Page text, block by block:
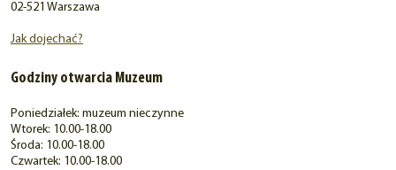
02-521 Warszawa
Jak dojechać?
Godziny otwarcia Muzeum
Poniedziałek: muzeum nieczynne
Wtorek: 10.00-18.00
Środa: 10.00-18.00
Czwartek: 10.00-18.00